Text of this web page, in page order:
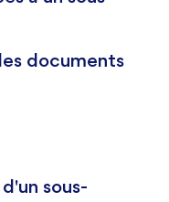
documents
sous-